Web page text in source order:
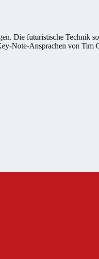
Die futuristische Technik
Note-Ansprachen von